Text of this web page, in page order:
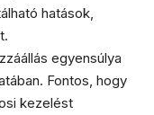
hatások,
egyensúlya
Fontos, hogy
kezelést